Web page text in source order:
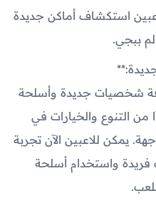
استكشاف أماكن جديدة
ببجي.
شخصيات جديدة وأسلحة
من التنوع والخيارات في
يمكن للاعبين الآن تجربة
واستخدام أسلحة